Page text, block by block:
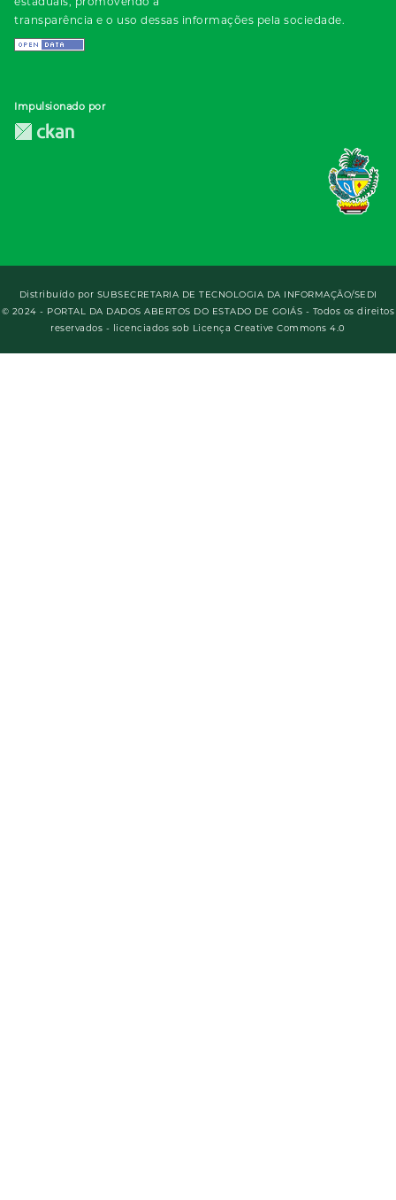
transparência e o uso dessas informações pela sociedade.
Impulsionado por
Distribuído por SUBSECRETARIA DE TECNOLOGIA DA INFORMAÇÃO/SEDI
© 2024 - PORTAL DA DADOS ABERTOS DO ESTADO DE GOIÁS - Todos os direitos
reservados - licenciados sob Licença Creative Commons 4.0